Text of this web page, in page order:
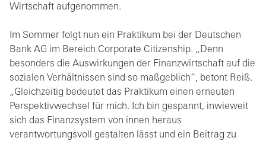
Wirtschaft aufgenommen.
Im Sommer folgt nun ein Praktikum bei der Deutschen
Bank AG im Bereich Corporate Citizenship. „Denn
besonders die Auswirkungen der Finanzwirtschaft auf die
sozialen Verhältnissen sind so maßgeblich“, betont Reiß.
„Gleichzeitig bedeutet das Praktikum einen erneuten
Perspektivwechsel für mich. Ich bin gespannt, inwieweit
sich das Finanzsystem von innen heraus
verantwortungsvoll gestalten lässt und ein Beitrag zu